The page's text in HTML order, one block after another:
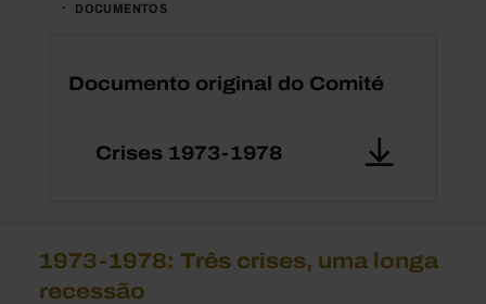
DOCUMENTOS
Documento original do Comité
Crises 1973-1978
1973-1978: Três crises, uma longa
recessão